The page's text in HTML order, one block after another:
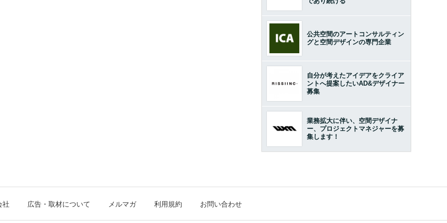
公共空間のアートコンサルティン
グと空間デザインの専門企業
自分が考えたアイデアをクライア
ントへ提案したいAD&デザイナー
募集
業務拡大に伴い、空間デザイナ
ー、プロジェクトマネジャーを募
集します！
社 広告・取材について メルマガ 利用規約 お問い合わせ